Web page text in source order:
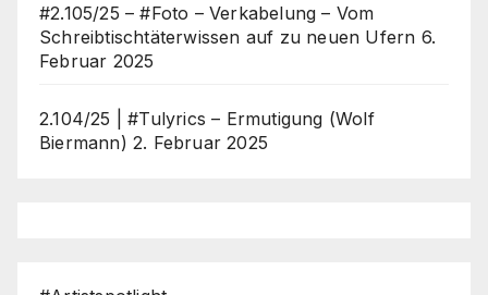
#2.105/25 – #Foto – Verkabelung – Vom
Schreibtischtäterwissen auf zu neuen Ufern 6.
Februar 2025
2.104/25 | #Tulyrics – Ermutigung (Wolf
Biermann) 2. Februar 2025